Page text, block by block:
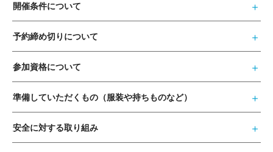
開催条件について
予約締め切りについて
参加資格について
準備していただくもの（服装や持ちものなど）
安全に対する取り組み